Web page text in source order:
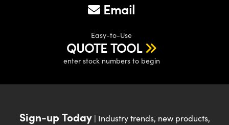
Email
Easy-to-Use
QUOTE TOOL
enter stock numbers to begin
Sign-up Today| Industry trends, new products,